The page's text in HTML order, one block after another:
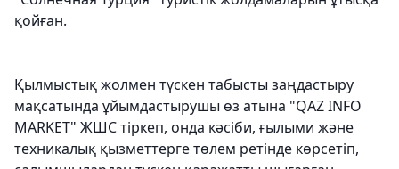
қойған.
Қылмыстық жолмен түскен табысты заңдастыру
мақсатында ұйымдастырушы өз атына "QAZ INFO
MARKET" ЖШС тіркеп, онда кәсіби, ғылыми және
техникалық қызметтерге төлем ретінде көрсетіп,